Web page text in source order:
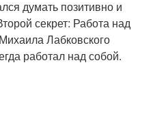
думать позитивно и
секрет: Работа над
Лабковского
работал над собой.